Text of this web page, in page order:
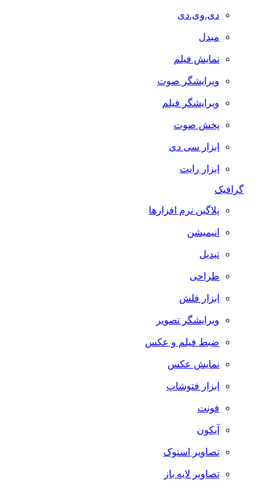
دی.وی.دی
مبدل
نمایش فیلم
ویرایشگر صوت
ویرایشگر فیلم
پخش صوت
ابزار سی دی
ابزار رایت
گرافیک
پلاگین نرم افزارها
انیمیشن
تبدیل
طراحی
ابزار فلش
ویرایشگر تصویر
ضبط فيلم و عكس
نمایش عکس
ابزار فتوشاپ
فونت
آیکون
تصاویر استوک
تصاویر لایه باز